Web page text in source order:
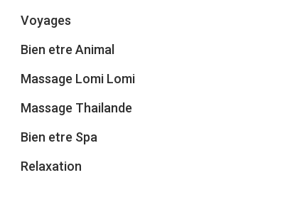
Voyages
Bien etre Animal
Massage Lomi Lomi
Massage Thailande
Bien etre Spa
Relaxation